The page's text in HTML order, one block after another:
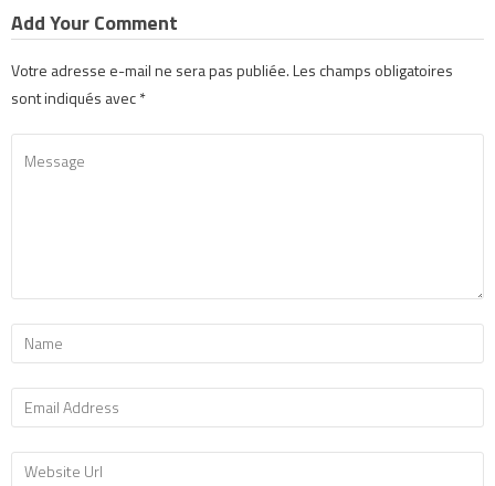
Add Your Comment
Votre adresse e-mail ne sera pas publiée.Les champs obligatoires
sont indiqués avec*